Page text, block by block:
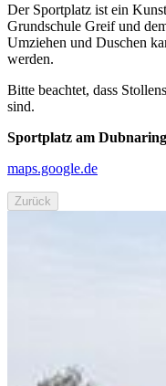
Der Sportplatz ist ein
Grundschule Greif und
Umziehen und Duschen
werden.
Bitte beachtet, dass
sind.
Sportplatz am
maps.google.de
Zurück